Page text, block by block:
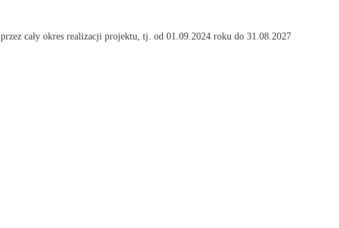
przez cały okres realizacji projektu, tj. od 01.09.2024 roku do 31.08.2027